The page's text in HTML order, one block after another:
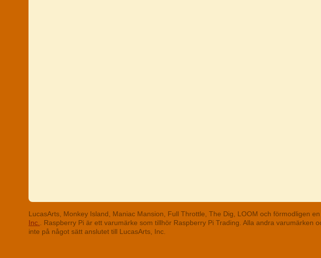
LucasArts, Monkey Island, Maniac Mansion, Full Throttle, The Dig, LOOM och förmodligen
Inc.
. Raspberry Pi är ett varumärke som tillhör Raspberry Pi Trading. Alla andra
inte på något sätt anslutet till LucasArts, Inc.